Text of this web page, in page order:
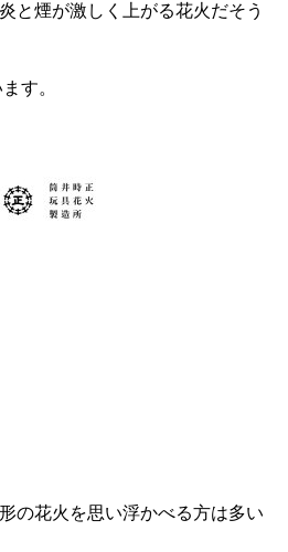
と煙が激しく上がる花火だそう
す。
の花火を思い浮かべる方は多い